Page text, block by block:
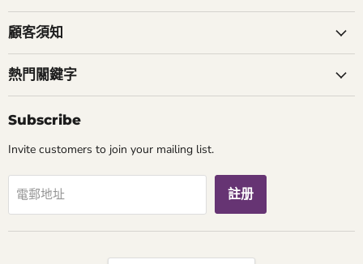
們
們
顧客須知
熱門關鍵字
Subscribe
Invite customers to join your mailing list.
電郵地址 註册